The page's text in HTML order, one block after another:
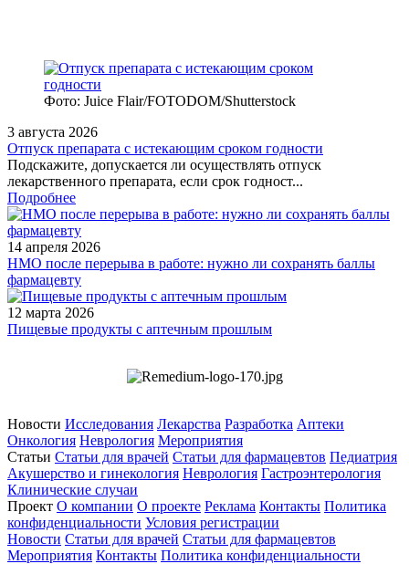
Фото: Juice Flair/FOTODOM/Shutterstoсk
3 августа 2026
Отпуск препарата с истекающим сроком годности
Подскажите, допускается ли осуществлять отпуск
лекарственного препарата, если срок годност...
Подробнее
14 апреля 2026
НМО после перерыва в работе: нужно ли сохранять баллы
фармацевту
12 марта 2026
Пищевые продукты с аптечным прошлым
Новости Исследования Лекарства Разработка Аптеки
Онкология Неврология Мероприятия
Статьи Статьи для врачей Статьи для фармацевтов Педиатрия
Акушерство и гинекология Неврология Гастроэнтерология
Клинические случаи
Проект О компании О проекте Реклама Контакты Политика
конфиденциальности Условия регистрации
Новости Статьи для врачей Статьи для фармацевтов
Мероприятия Контакты Политика конфиденциальности